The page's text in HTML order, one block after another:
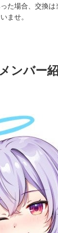
た場合、交換
ませ。
ンバー